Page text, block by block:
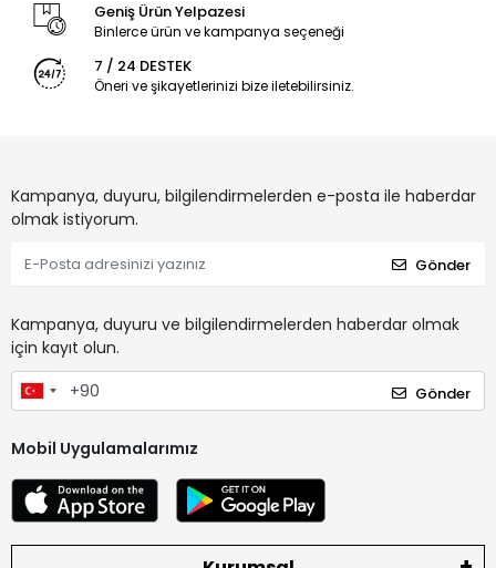
Geniş Ürün Yelpazesi
Binlerce ürün ve kampanya seçeneği
7 / 24 DESTEK
Öneri ve şikayetlerinizi bize iletebilirsiniz.
Kampanya, duyuru, bilgilendirmelerden e-posta ile haberdar
olmak istiyorum.
Gönder
Kampanya, duyuru ve bilgilendirmelerden haberdar olmak
için kayıt olun.
Gönder
Mobil Uygulamalarımız